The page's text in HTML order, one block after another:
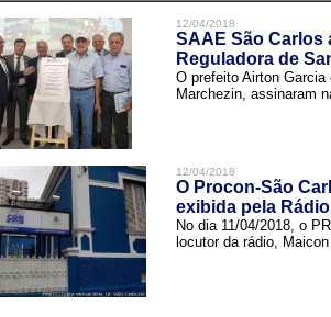
12/04/2018
SAAE São Carlos
Reguladora de
O prefeito Airton
Marchezin, assinaram
12/04/2018
O Procon-São
exibida pela
No dia 11/04/2018, o
locutor da rádio,